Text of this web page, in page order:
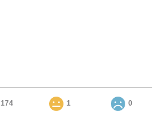
174 1 0